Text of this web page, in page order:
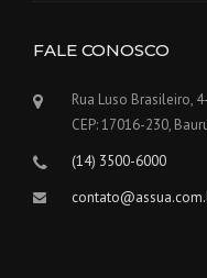
FALE CONOSCO
Rua Luso Brasileiro,
CEP: 17016-230,
(14) 3500-6000